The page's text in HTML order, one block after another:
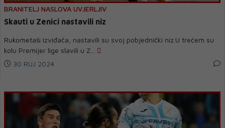
BRANITELJ NASLOVA UVJERLJIV
Skauti u Zenici nastavili niz
Rukometaši Izviđača, nastavili su svoj pobjednički niz.U trećem su
kolu Premijer lige slavili u Z...
30 RUJ 2024